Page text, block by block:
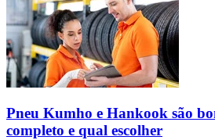
Pneu Kumho e Hankook são
completo e qual escolher